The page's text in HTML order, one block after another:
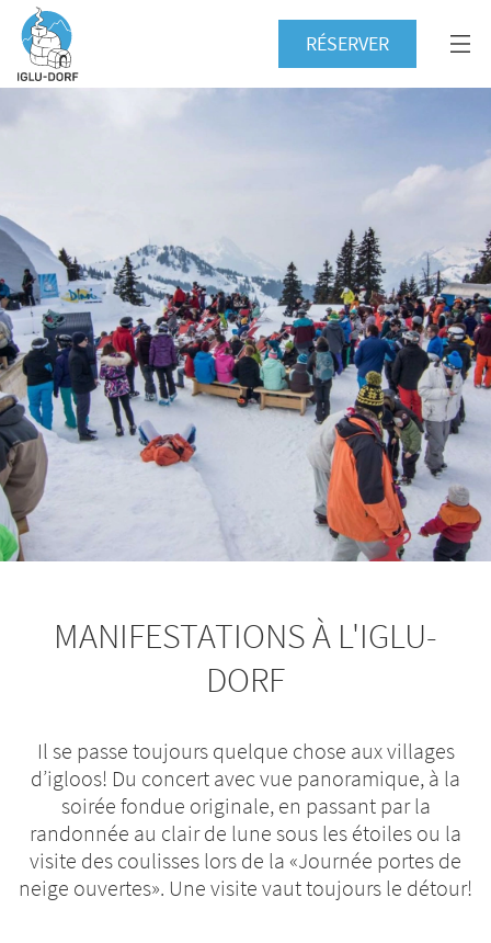
RÉSERVER
MANIFESTATIONS À L'IGLU-
DORF
Il se passe toujours quelque chose aux villages
d’igloos! Du concert avec vue panoramique, à la
soirée fondue originale, en passant par la
randonnée au clair de lune sous les étoiles ou la
visite des coulisses lors de la «Journée portes de
neige ouvertes». Une visite vaut toujours le détour!